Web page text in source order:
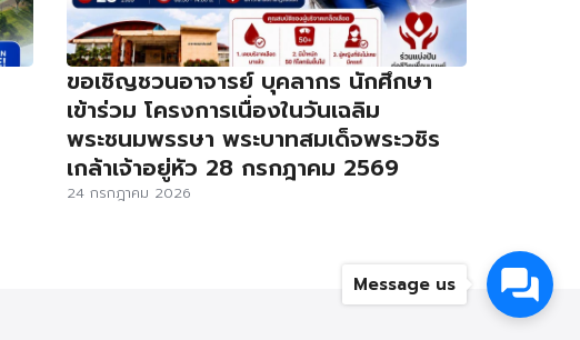
ขอเชิญชวนอาจารย์ บุคลากร นักศึกษา
เข้าร่วม โครงการเนื่องในวันเฉลิม
พระชนมพรรษา พระบาทสมเด็จพระวชิร
เกล้าเจ้าอยู่หัว 28 กรกฎาคม 2569
24 กรกฎาคม 2026
Message us